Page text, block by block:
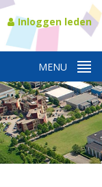
Inloggen leden